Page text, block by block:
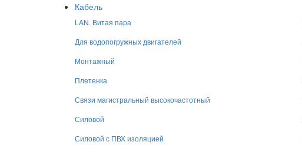
Кабель
LAN. Витая пара
Для водопогружных двигателей
Монтажный
Плетенка
Связи магистральный высокочастотный
Силовой
Силовой с ПВХ изоляцией